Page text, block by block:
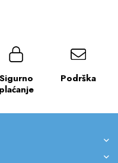
Sigurno
plaćanje
Podrška